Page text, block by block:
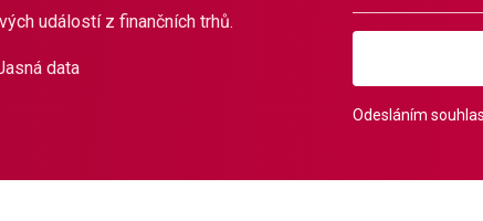
událostí z finančních trhů.
data
Odesláním